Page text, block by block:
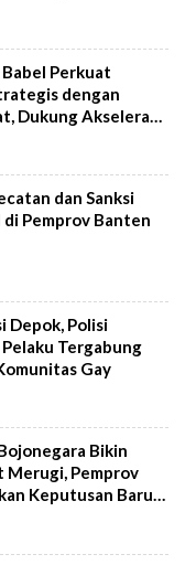
Babel Perkuat
dengan
Dukung Akselerasi
dan Sanksi
di Pemprov Banten
Depok, Polisi
Pelaku Tergabung
Gay
Bikin
Merugi, Pemprov
Keputusan Baru 4